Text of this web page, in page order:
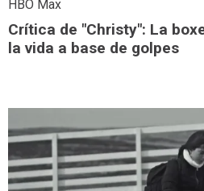
HBO Max
Crítica de "Christy": La
la vida a base de golpes